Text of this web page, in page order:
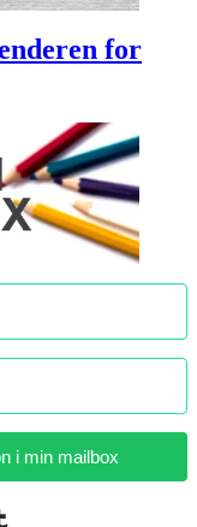
for
i min mailbox